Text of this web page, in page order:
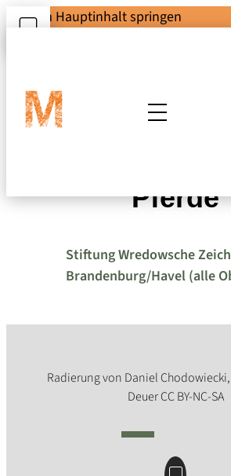
Zum Hauptinhalt springen
Sechs
Pferde
Stiftung Wredowsche
Brandenburg/Havel (alle